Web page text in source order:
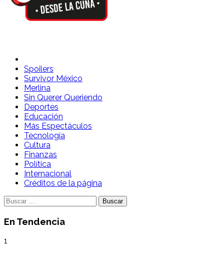
Spoilers Desde la Cuna
Sitio con información sobre series, película, reality shows y
telenovelas
Spoilers
Survivor México
Merlina
Sin Querer Queriendo
Deportes
Educación
Más Espectáculos
Tecnología
Cultura
Finanzas
Política
Internacional
Créditos de la página
Buscar:
En Tendencia
1